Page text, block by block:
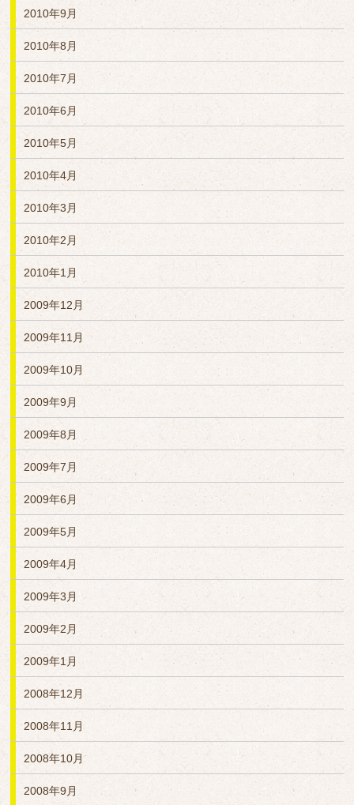
2010年9月
2010年8月
2010年7月
2010年6月
2010年5月
2010年4月
2010年3月
2010年2月
2010年1月
2009年12月
2009年11月
2009年10月
2009年9月
2009年8月
2009年7月
2009年6月
2009年5月
2009年4月
2009年3月
2009年2月
2009年1月
2008年12月
2008年11月
2008年10月
2008年9月